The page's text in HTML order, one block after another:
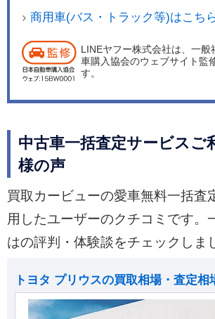
商用車(バス・トラック等)はこち
LINEヤフー株式会社は、一般
車購入協会のウェブサイト監
す。
中古車一括査定サービスご
様の声
買取カービューの愛車無料一括査
用したユーザーのクチコミです。
はの評判・体験談をチェックしま
トヨタ プリウスの買取相場・査定相